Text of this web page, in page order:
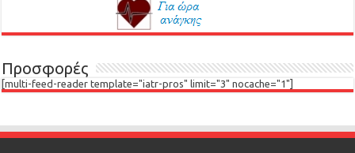
Προσφορές
[multi-feed-reader template="iatr-pros" limit="3" nocache="1"]